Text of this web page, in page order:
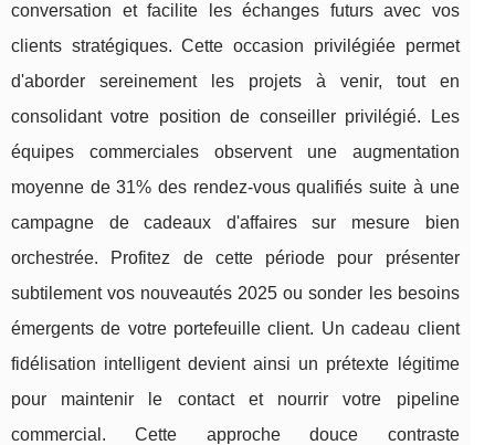
conversation et facilite les échanges futurs avec vos
clients stratégiques. Cette occasion privilégiée permet
d'aborder sereinement les projets à venir, tout en
consolidant votre position de conseiller privilégié. Les
équipes commerciales observent une augmentation
moyenne de 31% des rendez-vous qualifiés suite à une
campagne de cadeaux d'affaires sur mesure bien
orchestrée. Profitez de cette période pour présenter
subtilement vos nouveautés 2025 ou sonder les besoins
émergents de votre portefeuille client. Un cadeau client
fidélisation intelligent devient ainsi un prétexte légitime
pour maintenir le contact et nourrir votre pipeline
commercial. Cette approche douce contraste